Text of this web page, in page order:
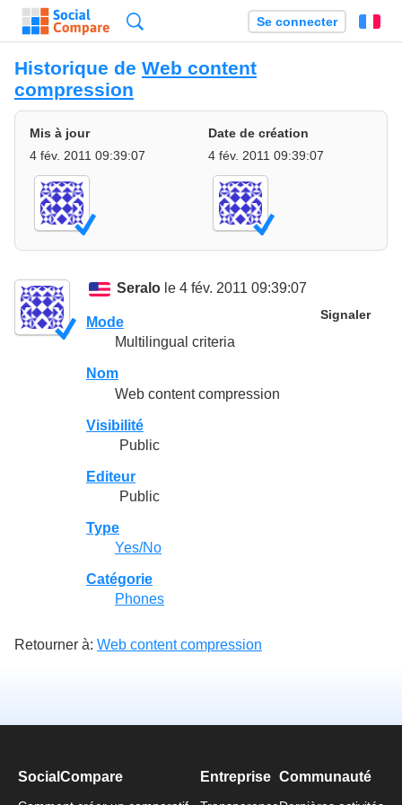
Se connecter
Historique de Web content
compression
Mis à jour
4 fév. 2011 09:39:07
Date de création
4 fév. 2011 09:39:07
Seralo le 4 fév. 2011 09:39:07
Signaler
Mode
Multilingual criteria
Nom
Web content compression
Visibilité
Public
Editeur
Public
Type
Yes/No
Catégorie
Phones
Retourner à: Web content compression
SocialCompare Entreprise Communauté